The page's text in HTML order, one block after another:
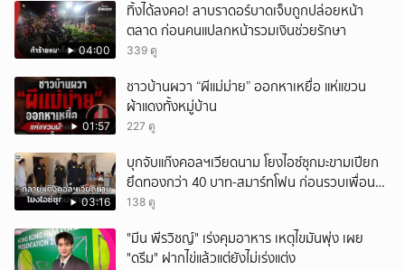
04:00
ทิ้งได้ลงคอ! ลาบราดอร์บาดเจ็บถูกปล่อยหน้า
ตลาด ก่อนคนแปลกหน้ารวมเงินช่วยรักษา
339 ดู
01:57
ชาวบ้านผวา “ผีแม่ม่าย” ออกหาเหยื่อ แห่แขวน
ผ้าแดงทั้งหมู่บ้าน
227 ดู
03:16
บุกจับแก๊งคอลฯเวียดนาม โยงไอซ์ซุกมะขามเปียก
ยึดทองกว่า 40 บาท-สมาร์ทโฟน ก่อนรวบเพื่อน
ร่วมทีมหอบเงิน 1.5 แสนติดสินบนคาโรงพัก
138 ดู
"มีน พีรวิชญ์" เร่งคุมอาหาร เหตุไขมันพุ่ง เผย
"ดรีม" ฝากไข่แล้วแต่ยังไม่เร่งแต่ง